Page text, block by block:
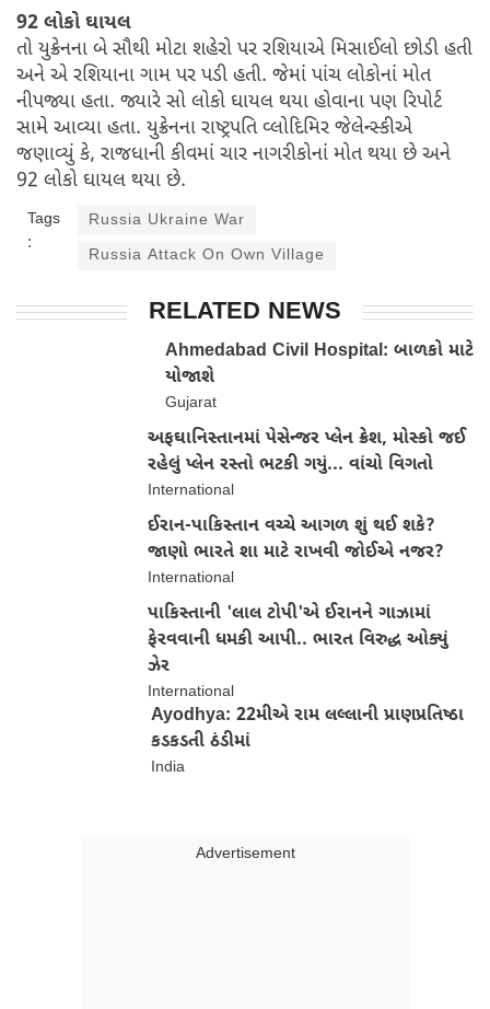
92 લોકો ઘાયલ
તો યુક્રેનના બે સૌથી મોટા શહેરો પર રશિયાએ મિસાઈલો છોડી હતી
અને એ રશિયાના ગામ પર પડી હતી. જેમાં પાંચ લોકોનાં મોત
નીપજ્યા હતા. જ્યારે સો લોકો ઘાયલ થયા હોવાના પણ રિપોર્ટ
સામે આવ્યા હતા. યુક્રેનના રાષ્ટ્રપતિ વ્લોદિમિર જેલેન્સ્કીએ
જણાવ્યું કે, રાજધાની કીવમાં ચાર નાગરીકોનાં મોત થયા છે અને
92 લોકો ઘાયલ થયા છે.
Tags
:
Russia Ukraine War
Russia Attack On Own Village
RELATED NEWS
Ahmedabad Civil Hospital: બાળકો માટે
યોજાશે
Gujarat
અફઘાનિસ્તાનમાં પેસેન્જર પ્લેન ક્રેશ, મોસ્કો જઈ
રહેલું પ્લેન રસ્તો ભટકી ગયું... વાંચો વિગતો
International
ઈરાન-પાકિસ્તાન વચ્ચે આગળ શું થઈ શકે?
જાણો ભારતે શા માટે રાખવી જોઈએ નજર?
International
પાકિસ્તાની 'લાલ ટોપી'એ ઈરાનને ગાઝામાં
ફેરવવાની ધમકી આપી.. ભારત વિરુદ્ધ ઓક્યું
ઝેર
International
Ayodhya: 22મીએ રામ લલ્લાની પ્રાણપ્રતિષ્ઠા
કડકડતી ઠંડીમાં
India